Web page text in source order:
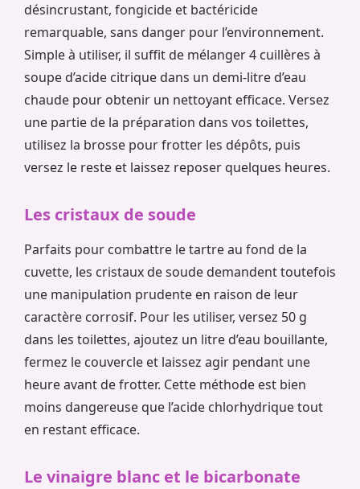
désincrustant, fongicide et bactéricide
remarquable, sans danger pour l’environnement.
Simple à utiliser, il suffit de mélanger 4 cuillères à
soupe d’acide citrique dans un demi-litre d’eau
chaude pour obtenir un nettoyant efficace. Versez
une partie de la préparation dans vos toilettes,
utilisez la brosse pour frotter les dépôts, puis
versez le reste et laissez reposer quelques heures.
Les cristaux de soude
Parfaits pour combattre le tartre au fond de la
cuvette, les cristaux de soude demandent toutefois
une manipulation prudente en raison de leur
caractère corrosif. Pour les utiliser, versez 50 g
dans les toilettes, ajoutez un litre d’eau bouillante,
fermez le couvercle et laissez agir pendant une
heure avant de frotter. Cette méthode est bien
moins dangereuse que l’acide chlorhydrique tout
en restant efficace.
Le vinaigre blanc et le bicarbonate